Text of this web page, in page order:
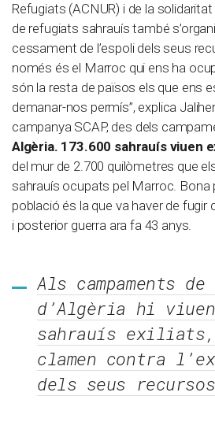
Refugiats (ACNUR) i de la
de refugiats sahrauís també
cessament de l’espoli dels seus
només és el Marroc qui ens ha
són la resta de països els que ens
demanar-nos permís”, explica
campanya SCAP, des dels
Algèria. 173.600 sahrauís viuen
del mur de 2.700 quilòmetres que
sahrauís ocupats pel Marroc. Bona
població és la que va haver de fugir
i posterior guerra ara fa 43 anys.
Als campaments
d’Algèria hi
sahrauís exiliats,
clamen contra
dels seus